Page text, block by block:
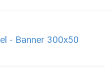
- Banner 300x50